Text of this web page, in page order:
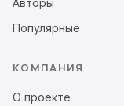
Популярные
КОМПАНИЯ
О проекте